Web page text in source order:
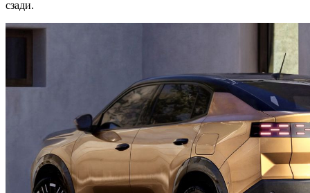
сзади.